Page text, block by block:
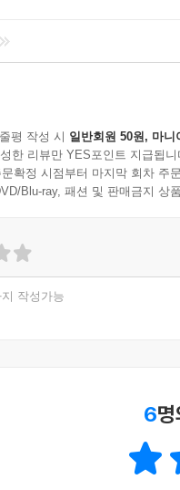
평 작성 시 일반회원 50원, 마니
한 리뷰만 YES포인트 지급됩니
확정 시점부터 마지막 회차 주
Blu-ray, 패션 및 판매금지 상
작성가능
6